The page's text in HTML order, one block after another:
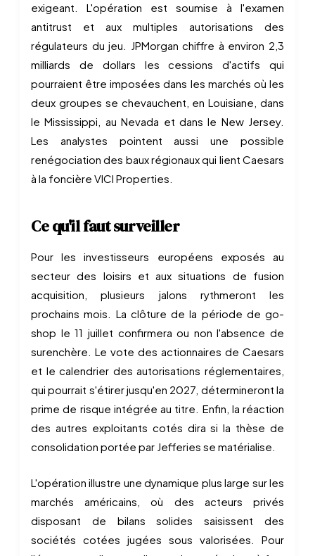
exigeant. L'opération est soumise à l'examen
antitrust et aux multiples autorisations des
régulateurs du jeu. JPMorgan chiffre à environ 2,3
milliards de dollars les cessions d'actifs qui
pourraient être imposées dans les marchés où les
deux groupes se chevauchent, en Louisiane, dans
le Mississippi, au Nevada et dans le New Jersey.
Les analystes pointent aussi une possible
renégociation des baux régionaux qui lient Caesars
à la foncière VICI Properties.
Ce qu'il faut surveiller
Pour les investisseurs européens exposés au
secteur des loisirs et aux situations de fusion
acquisition, plusieurs jalons rythmeront les
prochains mois. La clôture de la période de go-
shop le 11 juillet confirmera ou non l'absence de
surenchère. Le vote des actionnaires de Caesars
et le calendrier des autorisations réglementaires,
qui pourrait s'étirer jusqu'en 2027, détermineront la
prime de risque intégrée au titre. Enfin, la réaction
des autres exploitants cotés dira si la thèse de
consolidation portée par Jefferies se matérialise.
L'opération illustre une dynamique plus large sur les
marchés américains, où des acteurs privés
disposant de bilans solides saisissent des
sociétés cotées jugées sous valorisées. Pour